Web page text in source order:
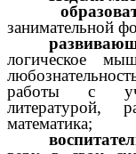
занимательной
логическое
работы с
литературой,
математика;